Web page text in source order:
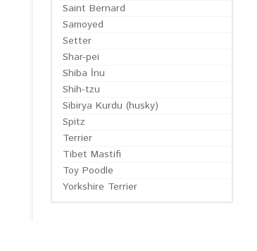
Saint Bernard
Samoyed
Setter
Shar-pei
Shiba İnu
Shih-tzu
Sibirya Kurdu (husky)
Spitz
Terrier
Tibet Mastifi
Toy Poodle
Yorkshire Terrier